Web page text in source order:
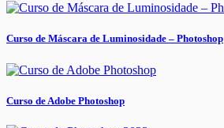
Curso de Máscara de Luminosidade – Photoshop
Curso de Adobe Photoshop